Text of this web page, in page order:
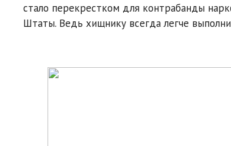
стало перекрестком для контрабанды
Штаты. Ведь хищнику всегда легче